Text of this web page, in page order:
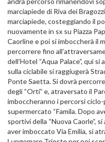
marciapiede di Riva dei
marciapiede, costeggiando il
nuovamente in sx su Piazza
Caorline e poi si imboccherà il
percorrere fino
dell’Hotel “Aqua Palace”, qui
sulla ciclabile si raggiugerà
Ponte Saetta. Si dovrà
degli “Orti” e, atraversato il
imboccheranno i percorsi
supermercato “Famila. Dopo
sportivi della “Nuova Caorle”,
aver imboccato Via Emilia, si